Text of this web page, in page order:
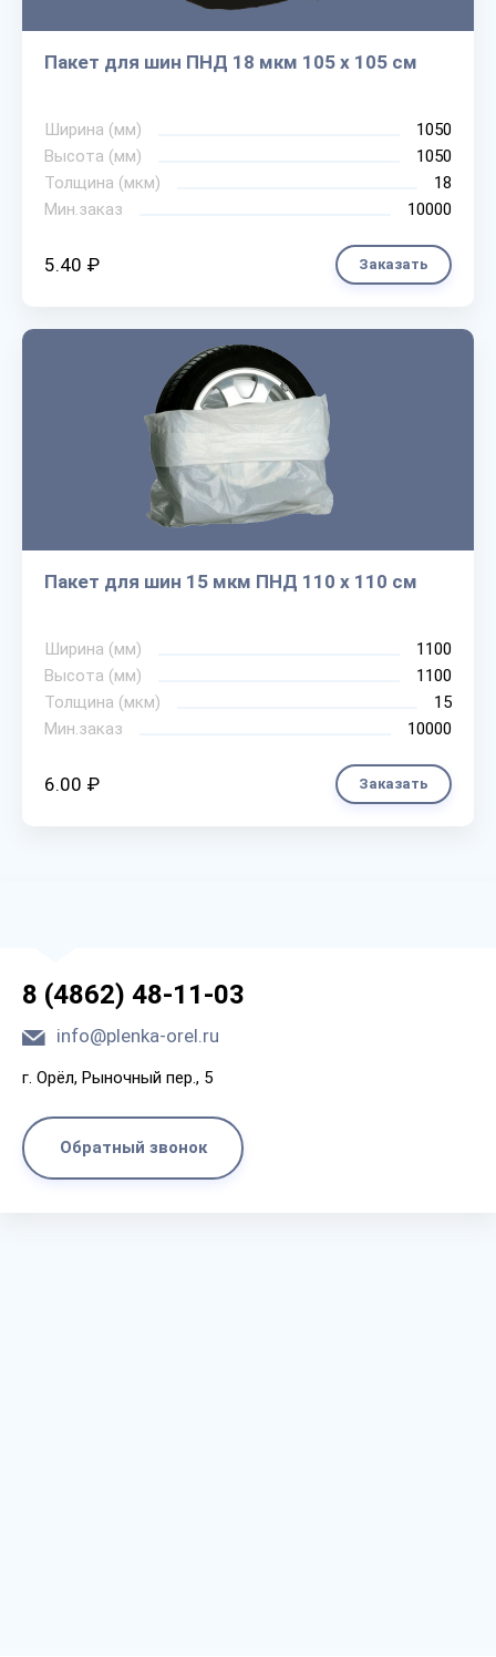
Пакет для шин ПНД 18 мкм 105 х 105 см
Ширина (мм)
1050
Высота (мм)
1050
Толщина (мкм)
18
Мин.заказ
10000
5.40 ₽ Заказать
Пакет для шин 15 мкм ПНД 110 х 110 см
Ширина (мм)
1100
Высота (мм)
1100
Толщина (мкм)
15
Мин.заказ
10000
6.00 ₽ Заказать
8 (4862) 48-11-03
info@plenka-orel.ru
г. Орёл, Рыночный пер., 5
Обратный звонок